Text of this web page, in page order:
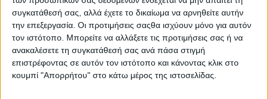
συγκατάθεσή σας, αλλά έχετε το δικαίωμα να αρνηθείτε αυτήν
την επεξεργασία. Οι προτιμήσεις σαςθα ισχύουν μόνο για αυτόν
τον ιστότοπο. Μπορείτε να αλλάξετε τις προτιμήσεις σας ή να
ανακαλέσετε τη συγκατάθεσή σας ανά πάσα στιγμή
επιστρέφοντας σε αυτόν τον ιστότοπο και κάνοντας κλικ στο
κουμπί "Απορρήτου" στο κάτω μέρος της ιστοσελίδας.
Επικαιρότητα
Προς συγχώνευση βαδίζουν Honda και Nissan - Στο
"παιχνίδι" και η Mitsubishi
Οι ιθύνοντες των Honda και Nissan ανακοίνωναν ότι έχουν
ξεκινήσει επίσημες συζητήσεις ακόμη και για ...